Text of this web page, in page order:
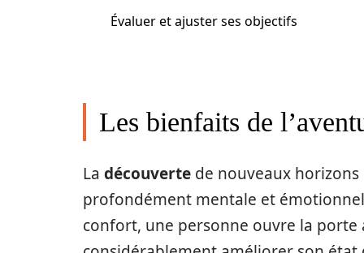
Évaluer et ajuster ses objectifs
Les bienfaits de
La découverte de nouveaux horizons
profondément mentale et
confort, une personne ouvre la porte